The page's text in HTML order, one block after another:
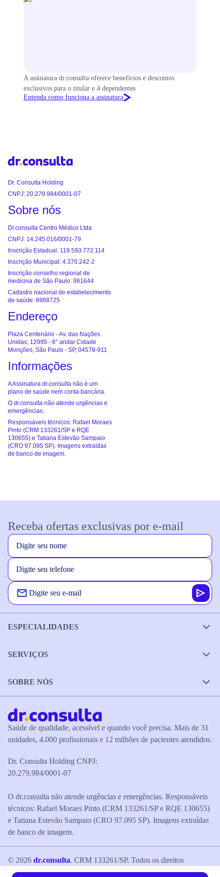
A assinatura dr.consulta oferece benefícios e descontos
exclusivos para o titular e 4 dependentes
Entenda como funciona a assinatura
Dr. Consulta Holding
CNPJ: 20.279.984/0001-07
Sobre nós
Dr.consulta Centro Médico Ltda
CNPJ: 14.245.016/0001-79
Inscrição Estadual: 119.593.772.114
Inscrição Municipal: 4.370.242-2
Inscrição conselho regional de
medicina de São Paulo: 981644
Cadastro nacional de estabelecimento
de saúde: 6988725
Endereço
Plaza Centenário - Av. das Nações
Unidas, 12995 - 8° andar Cidade
Monções, São Paulo - SP, 04578-911
Informações
A Assinatura dr.consulta não é um
plano de saúde nem conta bancária.
O dr.consulta não atende urgências e
emergências.
Responsáveis técnicos: Rafael Moraes
Pinto (CRM 133261/SP e RQE
130655) e Tatiana Estevão Sampaio
(CRO 97.095 SP). Imagens extraídas
de banco de imagem.
Receba ofertas exclusivas por e-mail
ESPECIALIDADES
SERVIÇOS
SOBRE NÓS
Saúde de qualidade, acessível e quando você precisa. Mais de 31
unidades, 4.000 profissionais e 12 milhões de pacientes atendidos.
Dr. Consulta Holding CNPJ:
20.279.984/0001-07
O dr.consulta não atende urgências e emergências. Responsáveis
técnicos: Rafael Moraes Pinto (CRM 133261/SP e RQE 130655)
e Tatiana Estevão Sampaio (CRO 97.095 SP). Imagens extraídas
de banco de imagem.
© 2026 dr.consulta. CRM 133261/SP. Todos os direitos
reservados.